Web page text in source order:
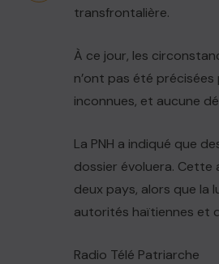
transfrontalière.
À ce jour, les
n’ont pas été
inconnues, et aucune
La PNH a indiqué que
dossier évoluera.
deux pays, alors que la
autorités haïtiennes et
Radio Télé Patriarche